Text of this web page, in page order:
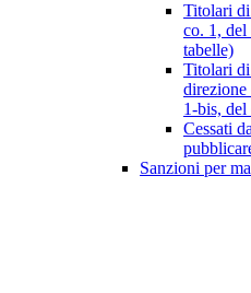
Titolari
co. 1, del
tabelle)
Titolari
1-bis,
Cessati
Sanzioni per